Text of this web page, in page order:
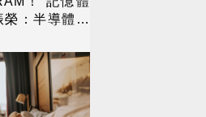
：半導體迎